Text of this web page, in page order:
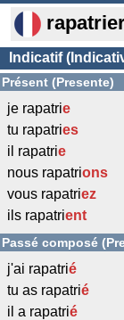
Indicatif
Présent (Presente)
je rapatrie
tu rapatries
il rapatrie
nous rapatrions
vous rapatriez
ils rapatrient
Passé composé
j'ai rapatrié
tu as rapatrié
il a rapatrié